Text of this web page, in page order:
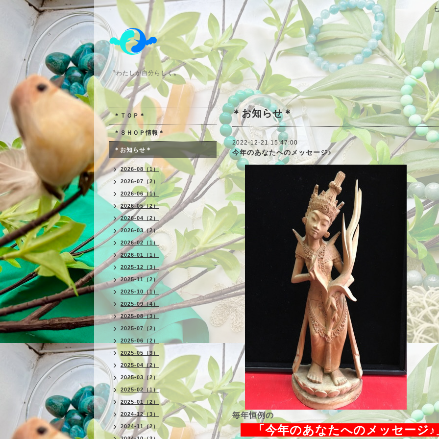
〝わたしが自分らしく〟
＊お知らせ＊
2022-12-21 15:47:00
今年のあなたへのメッセージ♪
毎年恒例の
「今年のあなたへのメッセージ♪
＊ＴＯＰ＊
＊ＳＨＯＰ情報＊
＊お知らせ＊
2026-08（1）
2026-07（2）
2026-06（1）
2026-05（2）
2026-04（2）
2026-03（2）
2026-02（1）
2026-01（1）
2025-12（3）
2025-11（2）
2025-10（1）
2025-09（4）
2025-08（3）
2025-07（2）
2025-06（2）
2025-05（3）
2025-04（2）
2025-03（2）
2025-02（1）
2025-01（2）
2024-12（3）
2024-11（2）